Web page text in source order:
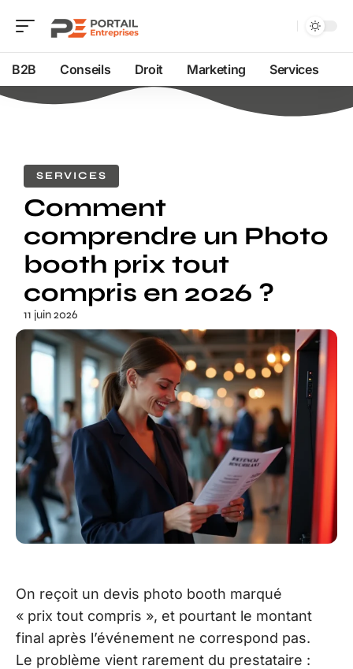
B2B Conseils Droit Marketing Services
SERVICES
Comment
comprendre un Photo
booth prix tout
compris en 2026 ?
11 juin 2026
On reçoit un devis photo booth marqué
« prix tout compris », et pourtant le montant
final après l’événement ne correspond pas.
Le problème vient rarement du prestataire :